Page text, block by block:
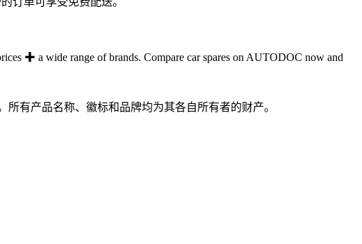
✚ a wide range of brands. Compare car spares on AUTODOC now and
有产品名称、徽标和品牌均为其各自所有者的财产。